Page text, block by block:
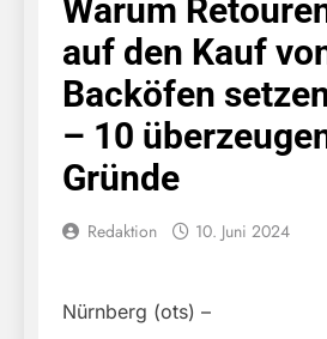
Warum
auf den Kauf
Backöfen
– 10
Gründe
Redaktion 10. Juni 2024
Nürnberg (ots) –